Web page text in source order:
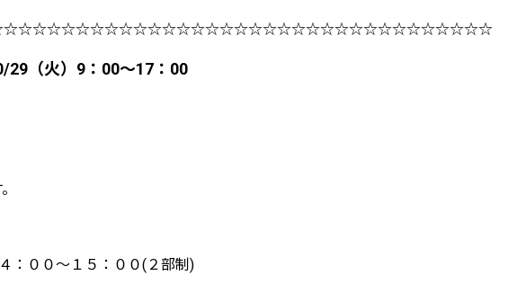
（火）9：00～17：00
：００～１５：００(２部制)